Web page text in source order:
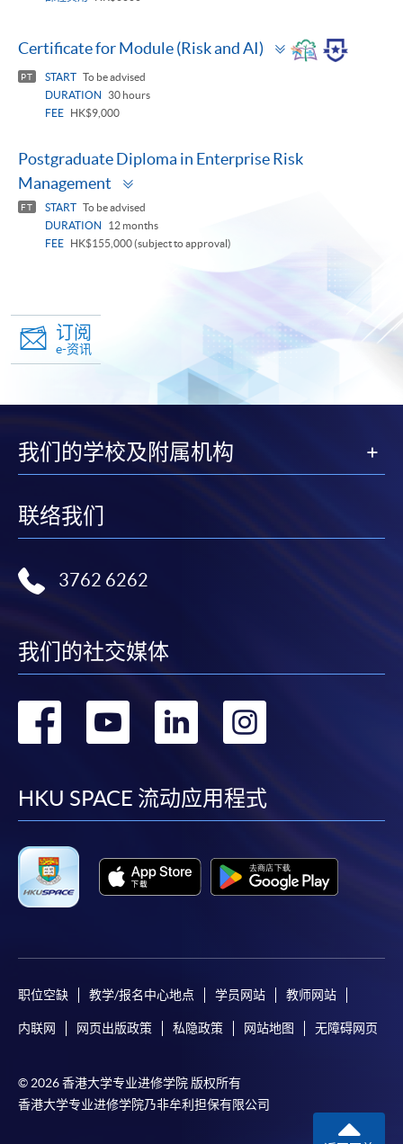
Certificate for Module (Risk and AI)
Toggle
panel
PT START To be advised
DURATION
30 hours
FEE
HK$9,000
Postgraduate Diploma in Enterprise Risk
Management
FT START To be advised
DURATION
12 months
FEE
HK$155,000 (subject to approval)
订阅
e-资讯
我们的学校及附属机构
联络我们
3762 6262
我们的社交媒体
转
facebook
转
youtube
转
linkedin
HKU SPACE 流动应用程式
职位空缺 教学/报名中心地点 学员网站 教师网站
内联网 网页出版政策 私隐政策 网站地图 无障碍网页
© 2026 香港大学专业进修学院 版权所有
香港大学专业进修学院乃非牟利担保有限公司